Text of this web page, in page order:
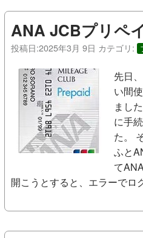
ANA JCBプリペ
投稿日:2025年3月 9日 カテゴリ:
先日
い間
まし
に手
た。
ふと
て
開こうとすると、エラーでロ